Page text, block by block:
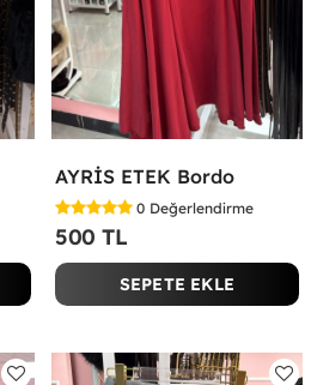
AYRİS ETEK Bordo
0 Değerlendirme
500 TL
SEPETE EKLE